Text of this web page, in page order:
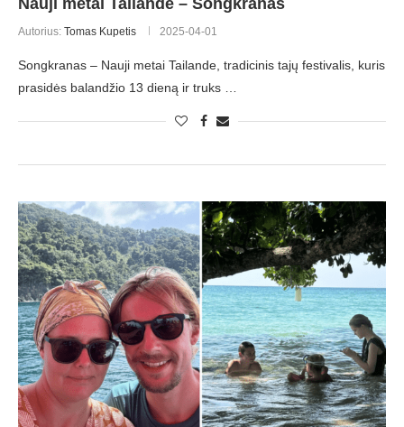
Nauji metai Tailande – Songkranas
Autorius: Tomas Kupetis 2025-04-01
Songkranas – Nauji metai Tailande, tradicinis tajų festivalis, kuris
prasidės balandžio 13 dieną ir truks …